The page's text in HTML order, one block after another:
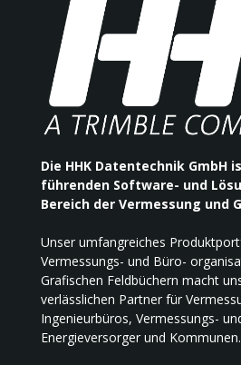
Die HHK Datentechnik GmbH
führenden Software- und
Bereich der Vermessung und
Unser umfangreiches
Vermessungs- und Büro-
Grafischen Feldbüchern macht
verlässlichen Partner für
Ingenieurbüros, Vermessungs-
Energieversorger und Kommunen.